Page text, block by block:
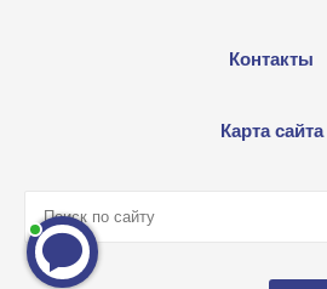
Контакты
Карта сайта